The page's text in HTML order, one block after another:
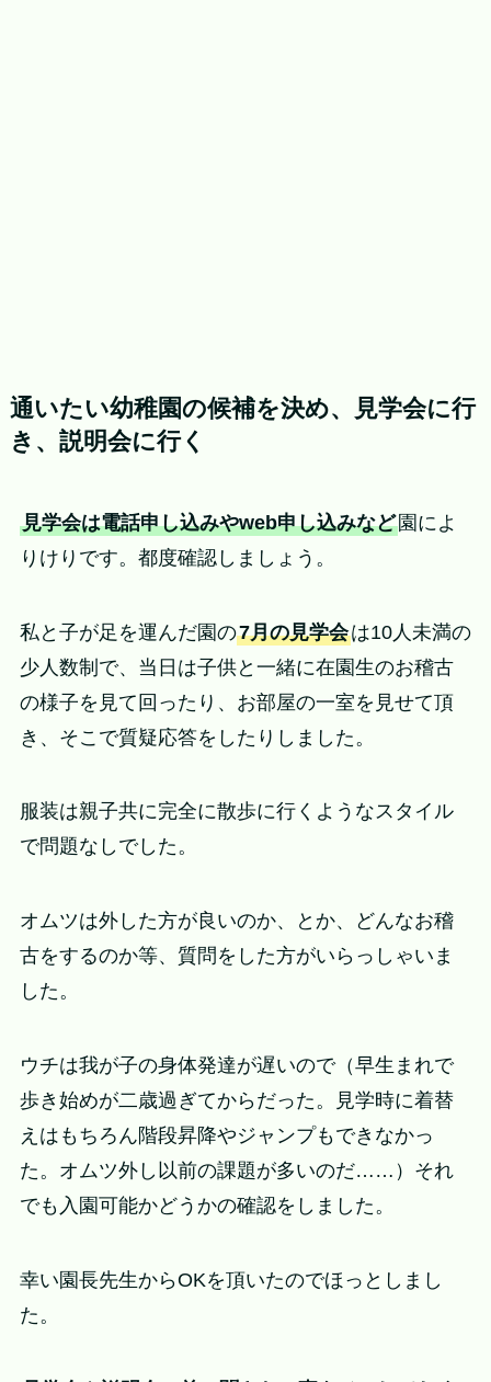
通いたい幼稚園の候補を決め、見学会に行
き、説明会に行く
見学会は電話申し込みやweb申し込みなど園によ
りけりです。都度確認しましょう。
私と子が足を運んだ園の7月の見学会は10人未満の
少人数制で、当日は子供と一緒に在園生のお稽古
の様子を見て回ったり、お部屋の一室を見せて頂
き、そこで質疑応答をしたりしました。
服装は親子共に完全に散歩に行くようなスタイル
で問題なしでした。
オムツは外した方が良いのか、とか、どんなお稽
古をするのか等、質問をした方がいらっしゃいま
した。
ウチは我が子の身体発達が遅いので（早生まれで
歩き始めが二歳過ぎてからだった。見学時に着替
えはもちろん階段昇降やジャンプもできなかっ
た。オムツ外し以前の課題が多いのだ……）それ
でも入園可能かどうかの確認をしました。
幸い園長先生からOKを頂いたのでほっとしまし
た。